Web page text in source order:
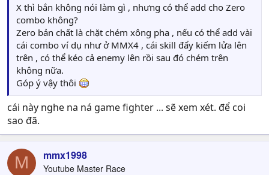
X thì bắn không nói làm gì , nhưng có thể add cho Zero
combo không?
Zero bản chất là chặt chém xông pha , nếu có thể add vài
cái combo ví dụ như ở MMX4 , cái skill đẩy kiếm lửa lên
trên , có thể kéo cả enemy lên rồi sau đó chém trên
không nữa.
Góp ý vậy thôi
cái này nghe na ná game fighter ... sẽ xem xét. để coi
sao đã.
M mmx1998
Youtube Master Race